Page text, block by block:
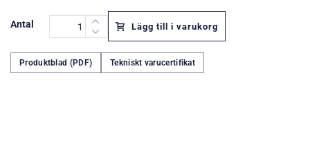
Antal Lägg till i varukorg
Produktblad (PDF) Tekniskt varucertifikat